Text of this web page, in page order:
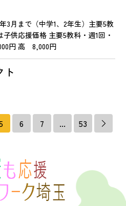
3月まで（中学1、2年生）主要5教
供応援価格 主要5教科・週1回・
円 高 8,000円
ト
6 7 ... 53